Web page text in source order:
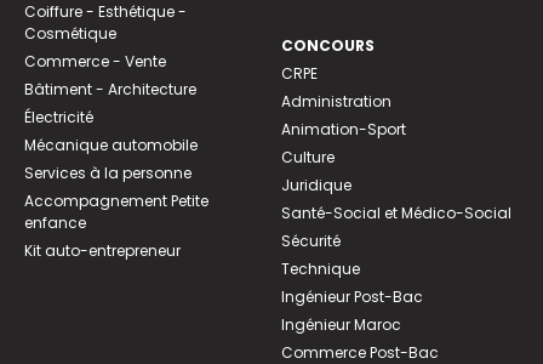
Coiffure - Esthétique -
Cosmétique
Commerce - Vente
Bâtiment - Architecture
Électricité
Mécanique automobile
Services à la personne
Accompagnement Petite
enfance
Kit auto-entrepreneur
CONCOURS
CRPE
Administration
Animation-Sport
Culture
Juridique
Santé-Social et Médico-Social
Sécurité
Technique
Ingénieur Post-Bac
Ingénieur Maroc
Commerce Post-Bac